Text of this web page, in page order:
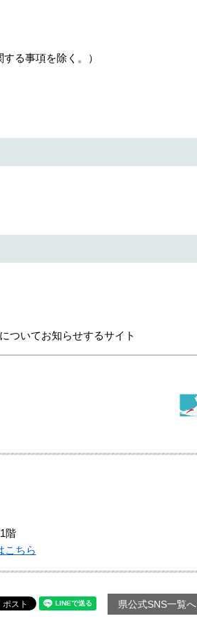
る事項を除く。）
ついてお知らせするサイト
階
こちら
県公式SNS一覧へ